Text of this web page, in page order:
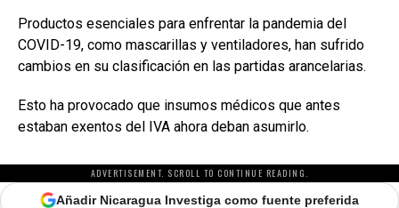
Productos esenciales para enfrentar la pandemia del
COVID-19, como mascarillas y ventiladores, han sufrido
cambios en su clasificación en las partidas arancelarias.
Esto ha provocado que insumos médicos que antes
estaban exentos del IVA ahora deban asumirlo.
ADVERTISEMENT. SCROLL TO CONTINUE READING.
Añadir Nicaragua Investiga como fuente preferida